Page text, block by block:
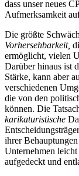
dass unser neues
Aufmerksamkeit
Die größte
Vorhersehbarkeit,
ermöglicht, vielen
Darüber hinaus ist
Stärke, kann aber
verschiedenen
die von den
können. Die
karikaturistische
ihrer
Unternehmen
aufgedeckt und